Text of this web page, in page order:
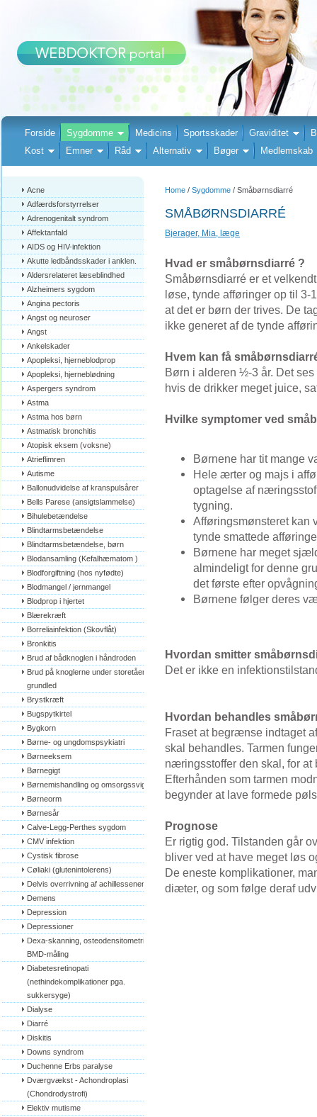
Forside Sygdomme Medicins Sportsskader Graviditet
Kost
Emner Råd Alternativ Bøger Medlemskab
Acne
Adfærdsforstyrrelser
Adrenogenitalt syndrom
Affektanfald
AIDS og HIV-infektion
Akutte ledbåndsskader i anklen.
Aldersrelateret læseblindhed
Alzheimers sygdom
Angina pectoris
Angst og neuroser
Angst
Ankelskader
Apopleksi, hjerneblodprop
Apopleksi, hjerneblødning
Aspergers syndrom
Astma
Astma hos børn
Astmatisk bronchitis
Atopisk eksem (voksne)
Atrieflimren
Autisme
Ballonudvidelse af kranspulsårer
Bells Parese (ansigtslammelse)
Bihulebetændelse
Blindtarmsbetændelse
Blindtarmsbetændelse, børn
Blodansamling (Kefalhæmatom )
Blodforgiftning (hos nyfødte)
Blodmangel / jernmangel
Blodprop i hjertet
Blærekræft
Borreliainfektion (Skovflåt)
Bronkitis
Brud af bådknoglen i håndroden
Brud på knoglerne under storetåens
grundled
Brystkræft
Bugspytkirtel
Bygkorn
Børne- og ungdomspsykiatri
Børneeksem
Børnegigt
Børnemishandling og omsorgssvigt
Børneorm
Børnesår
Calve-Legg-Perthes sygdom
CMV infektion
Cystisk fibrose
Cøliaki (glutenintolerens)
Delvis overrivning af achillessenen
Demens
Depression
Depressioner
Dexa-skanning, osteodensitometri,
BMD-måling
Diabetesretinopati
(nethindekomplikationer pga.
sukkersyge)
Dialyse
Diarré
Diskitis
Downs syndrom
Duchenne Erbs paralyse
Dværgvækst - Achondroplasi
(Chondrodystrofi)
Elektiv mutisme
Home / Sygdomme / Småbørnsdiarré
SMÅBØRNSDIARRÉ
Bjerager, Mia, læge
Hvad er småbørnsdiarré ?
Småbørnsdiarré er et
løse, tynde afføringer op til 3-
at det er børn der trives. De
ikke generet af de tynde
Hvem kan få
Børn i alderen ½-3 år. Det
hvis de drikker meget juice,
Hvilke symptomer ved
Børnene har tit mange
Hele ærter og majs i
optagelse af
tygning.
Afføringsmønsteret kan
tynde smattede
Børnene har meget
almindeligt for denne
det første efter
Børnene følger deres
Hvordan smitter
Det er ikke en
Hvordan behandles
Fraset at begrænse indtaget
skal behandles. Tarmen
næringsstoffer den skal, for at
Efterhånden som tarmen
begynder at lave formede
Prognose
Er rigtig god. Tilstanden går
bliver ved at have meget løs
De eneste komplikationer,
diæter, og som følge deraf